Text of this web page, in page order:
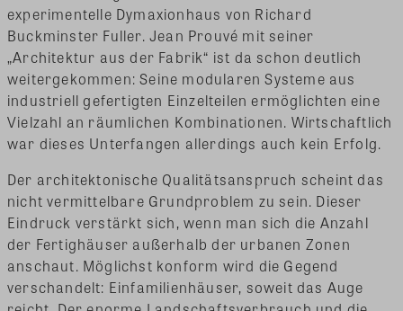
experimentelle Dymaxionhaus von Richard
Buckminster Fuller. Jean Prouvé mit seiner
„Architektur aus der Fabrik“ ist da schon deutlich
weitergekommen: Seine modularen Systeme aus
industriell gefertigten Einzelteilen ermöglichten eine
Vielzahl an räumlichen Kombinationen. Wirtschaftlich
war dieses Unterfangen allerdings auch kein Erfolg.
Der architektonische Qualitätsanspruch scheint das
nicht vermittelbare Grundproblem zu sein. Dieser
Eindruck verstärkt sich, wenn man sich die Anzahl
der Fertighäuser außerhalb der urbanen Zonen
anschaut. Möglichst konform wird die Gegend
verschandelt: Einfamilienhäuser, soweit das Auge